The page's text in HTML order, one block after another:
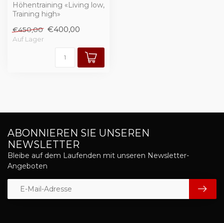
Höhentraining «Living low,
Training high»
Neue Methode in
Österreich mit dem...
€450,00 €400,00
Auf Lager
ABONNIEREN SIE UNSEREN
NEWSLETTER
Bleibe auf dem Laufenden mit unseren Newsletter-
Angeboten